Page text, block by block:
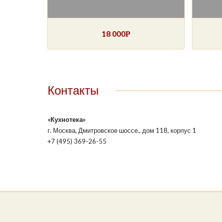
18 000Р
Контакты
«Кухнотека»
г. Москва, Дмитровское шоссе., дом 118, корпус 1
+7 (495) 369-26-55